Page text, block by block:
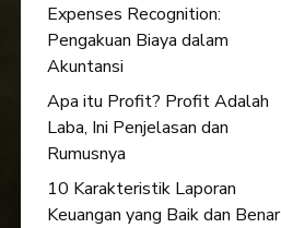
Expenses Recognition:
Pengakuan Biaya dalam
Akuntansi
Apa itu Profit? Profit Adalah
Laba, Ini Penjelasan dan
Rumusnya
10 Karakteristik Laporan
Keuangan yang Baik dan Benar